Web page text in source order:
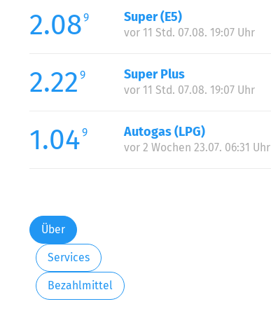
2.089 Super (E5)
vor 11 Std. 07.08. 19:07 Uhr
2.22 9 Super Plus
vor 11 Std. 07.08. 19:07 Uhr
1.049 Autogas (LPG)
vor 2 Wochen 23.07. 06:31 Uhr
Über
Services
Bezahlmittel